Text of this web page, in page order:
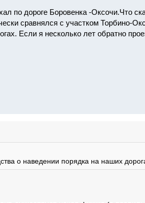
по дороге Боровенка -Оксочи.Что
сравнялся с участком Торбино-
Если я несколько лет обратно
о наведении порядка на наших